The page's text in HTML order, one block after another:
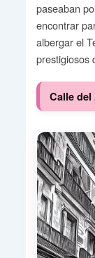
paseaban
encontrar
albergar el
prestigiosos
Calle